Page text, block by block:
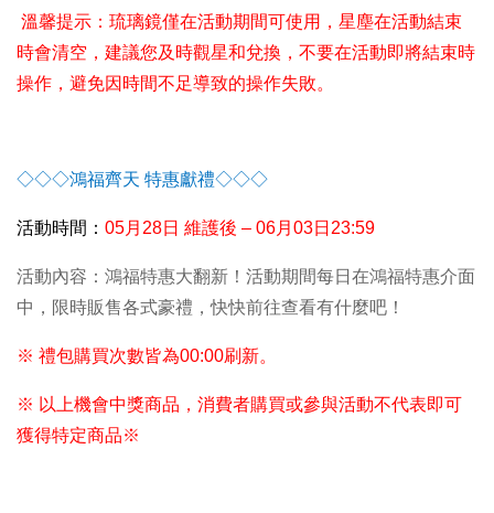
溫馨提示：琉璃鏡僅在活動期間可使用，星塵在活動結束
時會清空，建議您及時觀星和兌換，不要在活動即將結束時
操作，避免因時間不足導致的操作失敗。
◇◇◇鴻福齊天 特惠獻禮◇◇◇
活動時間： 05月28日 維護後 – 06月03日23:59
活動內容：鴻福特惠大翻新！活動期間每日在鴻福特惠介面
中，限時販售各式豪禮，快快前往查看有什麼吧！
※ 禮包購買次數皆為00:00刷新。
※ 以上機會中獎商品，消費者購買或參與活動不代表即可
獲得特定商品※